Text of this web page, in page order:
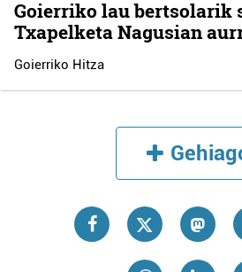
Goierriko lau bertsolarik
Txapelketa Nagusian
Goierriko Hitza